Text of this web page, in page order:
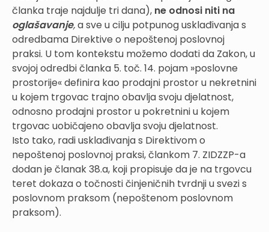
članka traje najdulje tri dana), ne odnosi niti na
oglašavanje,a sve u cilju potpunog usklađivanja s
odredbama Direktive o nepoštenoj poslovnoj
praksi. U tom kontekstu možemo dodati da Zakon, u
svojoj odredbi članka 5. toč. 14. pojam »poslovne
prostorije« definira kao prodajni prostor u nekretnini
u kojem trgovac trajno obavlja svoju djelatnost,
odnosno prodajni prostor u pokretnini u kojem
trgovac uobičajeno obavlja svoju djelatnost.
Isto tako, radi usklađivanja s Direktivom o
nepoštenoj poslovnoj praksi, člankom 7. ZIDZZP-a
dodan je članak 38.a, koji propisuje da je na trgovcu
teret dokaza o točnosti činjeničnih tvrdnji u svezi s
poslovnom praksom (nepoštenom poslovnom
praksom).